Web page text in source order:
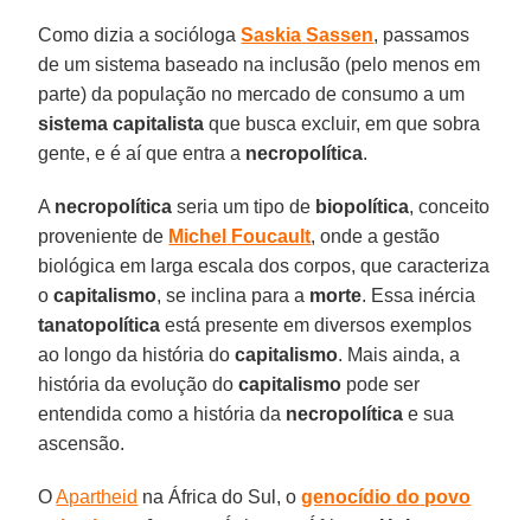
Como dizia a sociólogaSaskia Sassen, passamos
de um sistema baseado na inclusão (pelo menos em
parte) da população no mercado de consumo a um
sistema capitalista que busca excluir, em que sobra
gente, e é aí que entra a necropolítica.
A necropolítica seria um tipo de biopolítica, conceito
proveniente de Michel Foucault, onde a gestão
biológica em larga escala dos corpos, que caracteriza
ocapitalismo, se inclina para a morte. Essa inércia
tanatopolítica está presente em diversos exemplos
ao longo da história docapitalismo. Mais ainda, a
história da evolução docapitalismo pode ser
entendida como a história da necropolítica e sua
ascensão.
OApartheid na África do Sul, ogenocídio do povo